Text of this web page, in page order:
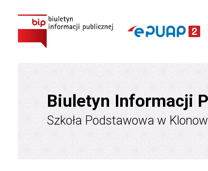
Biuletyn Informacji
Szkoła Podstawowa w